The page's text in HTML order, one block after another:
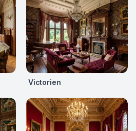
Victorien